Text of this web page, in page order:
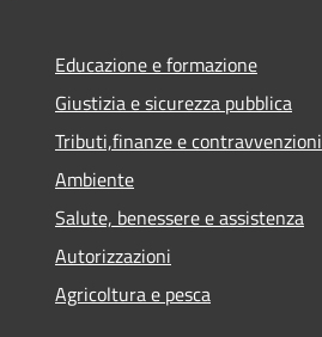
Educazione e formazione
Giustizia e sicurezza pubblica
Tributi,finanze e contravvenzioni
Ambiente
Salute, benessere e assistenza
Autorizzazioni
Agricoltura e pesca